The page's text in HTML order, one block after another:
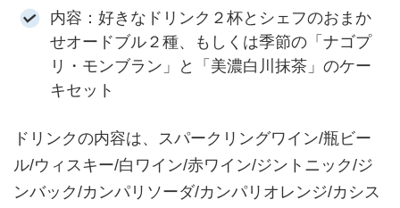
内容：好きなドリンク２杯とシェフのおまか
せオードブル２種、もしくは季節の「ナゴプ
リ・モンブラン」と「美濃白川抹茶」のケー
キセット
ドリンクの内容は、スパークリングワイン/瓶ビー
ル/ウィスキー/白ワイン/赤ワイン/ジントニック/ジ
ンバック/カンパリソーダ/カンパリオレンジ/カシス